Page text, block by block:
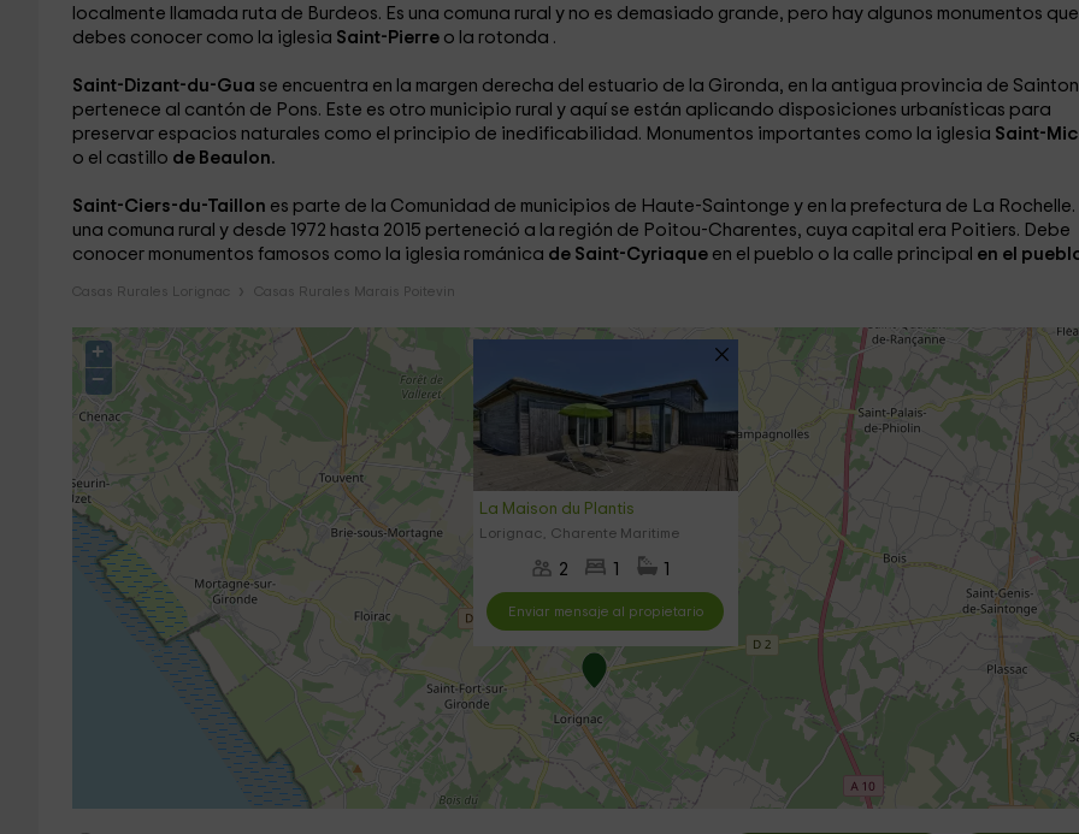
localmente llamada ruta de Burdeos. Es una comuna rural y no es demasiado grande, pero hay algunos monumentos que
debes conocer como la iglesia Saint-Pierre o la rotonda .
Saint-Dizant-du-Gua se encuentra en la margen derecha del estuario de la Gironda, en la antigua provincia de
pertenece al cantón de Pons. Este es otro municipio rural y aquí se están aplicando disposiciones urbanísticas para
preservar espacios naturales como el principio de inedificabilidad. Monumentos importantes como la iglesia Saint-
o el castillo de Beaulon.
Saint-Ciers-du-Taillon es parte de la Comunidad de municipios de Haute-Saintonge y en la prefectura de La Rochelle.
una comuna rural y desde 1972 hasta 2015 perteneció a la región de Poitou-Charentes, cuya capital era Poitiers. Debe
conocer monumentos famosos como la iglesia románica de Saint-Cyriaque en el pueblo o la calle principal en el
Casas Rurales Lorignac Casas Rurales Marais Poitevin
La Maison du Plantis
Lorignac, Charente Maritime
2
Enviar mensaje al propietario
+
−